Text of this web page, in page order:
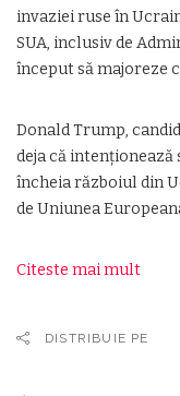
invaziei ruse în
SUA, inclusiv de
început să majoreze
Donald Trump,
deja că intenționează
încheia războiul din
de Uniunea
Citeste mai mult
DISTRIBUIE PE